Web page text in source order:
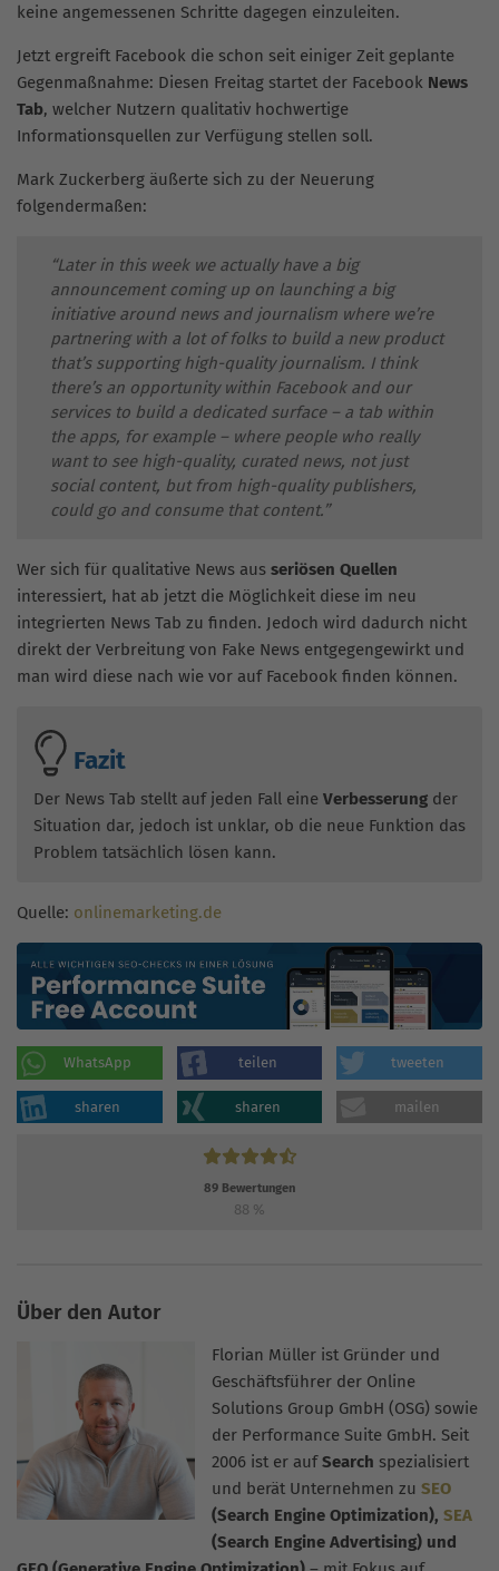
keine angemessenen Schritte dagegen einzuleiten.
Jetzt ergreift Facebook die schon seit einiger Zeit geplante
Gegenmaßnahme: Diesen Freitag startet der Facebook News
Tab, welcher Nutzern qualitativ hochwertige
Informationsquellen zur Verfügung stellen soll.
Mark Zuckerberg äußerte sich zu der Neuerung
folgendermaßen:
“Later in this week we actually have a big
announcement coming up on launching a big
initiative around news and journalism where we’re
partnering with a lot of folks to build a new product
that’s supporting high-quality journalism. I think
there’s an opportunity within Facebook and our
services to build a dedicated surface – a tab within
the apps, for example – where people who really
want to see high-quality, curated news, not just
social content, but from high-quality publishers,
could go and consume that content.”
Wer sich für qualitative News aus seriösen Quellen
interessiert, hat ab jetzt die Möglichkeit diese im neu
integrierten News Tab zu finden. Jedoch wird dadurch nicht
direkt der Verbreitung von Fake News entgegengewirkt und
man wird diese nach wie vor auf Facebook finden können.
Fazit
Der News Tab stellt auf jeden Fall eine Verbesserung der
Situation dar, jedoch ist unklar, ob die neue Funktion das
Problem tatsächlich lösen kann.
Quelle: onlinemarketing.de
WhatsApp teilen tweeten
sharen sharen mailen
89 Bewertungen
88 %
Über den Autor
Florian Müller ist Gründer und
Geschäftsführer der Online
Solutions Group GmbH (OSG) sowie
der Performance Suite GmbH. Seit
2006 ist er aufSearch spezialisiert
und berät Unternehmen zu SEO
(Search Engine Optimization), SEA
(Search Engine Advertising) und